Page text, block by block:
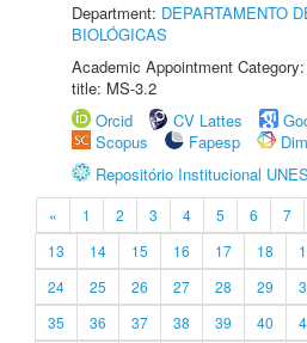
Department: DEPARTAMENTO
BIOLÓGICAS
Academic Appointment
title: MS-3.2
Orcid
CV Lattes
Scopus
Fapesp
Repositório Institucional
« 1 2 3 4 5 6 7
13
14 15 16 17 18
24
25 26 27 28 29
35
36 37 38 39 40